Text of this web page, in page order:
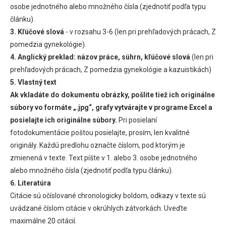
osobe jednotného alebo množného čísla (zjednotiť podľa typu
článku).
3. Kľúčové slová - v rozsahu 3-6 (len pri prehľadových prácach, Z
pomedzia gynekológie).
4. Anglický preklad: názov práce, súhrn, kľúčové slová (len pri
prehľadových prácach, Z pomedzia gynekológie a kazuistikách)
5. Vlastný text
Ak vkladáte do dokumentu obrázky, pošlite tiež ich originálne
súbory vo formáte „.jpg“, grafy vytvárajte v programe Excel a
posielajte ich originálne súbory. Pri posielaní
fotodokumentácie poštou posielajte, prosím, len kvalitné
originály. Každú predlohu označte číslom, pod ktorým je
zmienená v texte. Text píšte v 1. alebo 3. osobe jednotného
alebo množného čísla (zjednotiť podľa typu článku).
6. Literatúra
Citácie sú očíslované chronologicky boldom, odkazy v texte sú
uvádzané číslom citácie v okrúhlych zátvorkách. Uveďte
maximálne 20 citácií.